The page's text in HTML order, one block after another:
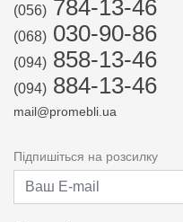
(056) 784-13-46
(068) 030-90-86
(094) 858-13-46
(094) 884-13-46
mail@promebli.ua
Підпишіться на розсилку